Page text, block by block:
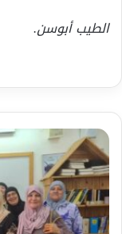
الطيب أبوسن.
عبق
الماضي
ما
بين
الكلمات
والذكريات